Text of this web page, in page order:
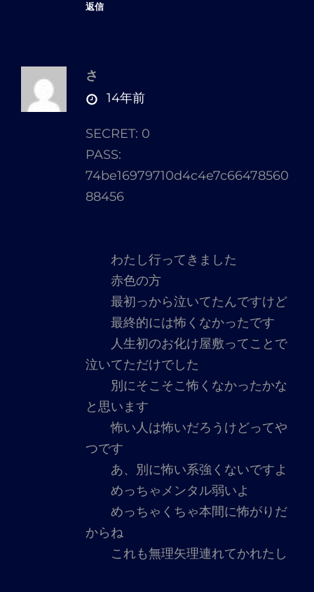
返信
さ
さ
の
発
言:
14年前
SECRET: 0
PASS:
74be16979710d4c4e7c66478560
88456
わたし行ってきました
赤色の方
最初っから泣いてたんですけど
最終的には怖くなかったです
人生初のお化け屋敷ってことで
泣いてただけでした
別にそこそこ怖くなかったかな
と思います
怖い人は怖いだろうけどってや
つです
あ、別に怖い系強くないですよ
めっちゃメンタル弱いよ
めっちゃくちゃ本間に怖がりだ
からね
これも無理矢理連れてかれたし